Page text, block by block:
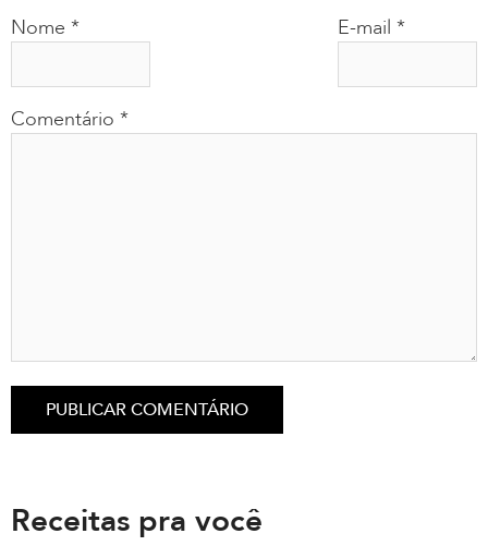
Comentário *
Nome * E-mail *
Receitas pra você